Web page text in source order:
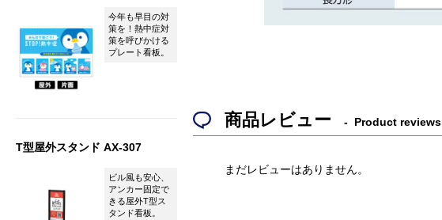
商品レビュー Product reviews
まだレビューはありません。
今年も早目の対
策を！熱中症対
策を呼びかける
プレート看板。
T型屋外スタンド AX-307
ビル風も安心、
アンカー固定で
きる屋外T型ス
タンド看板。